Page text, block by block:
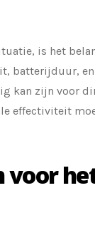
is het
batterijduur,
kan zijn voor
effectiviteit
voor